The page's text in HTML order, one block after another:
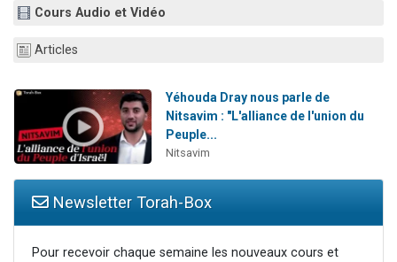
6 personnes viennent de faire un don pour 5 enfants déjà orphelins risquent de perdre leur maman
Il reste 49 places pour étudier en groupe sur Zoom
2 personnes viennent de nous rejoindre sur WhatsApp
Cours Audio et Vidéo
Articles
Yéhouda Dray nous parle de
Nitsavim : "L'alliance de l'union du
Peuple...
Nitsavim
Newsletter Torah-Box
Pour recevoir chaque semaine les nouveaux cours et